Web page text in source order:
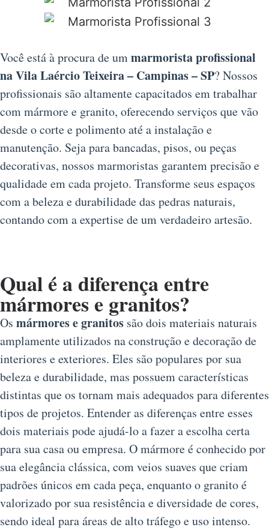
Você está à procura de ummarmorista profissional
na Vila Laércio Teixeira – Campinas – SP? Nossos
profissionais são altamente capacitados em trabalhar
com mármore e granito, oferecendo serviços que vão
desde o corte e polimento até a instalação e
manutenção. Seja para bancadas, pisos, ou peças
decorativas, nossos marmoristas garantem precisão e
qualidade em cada projeto. Transforme seus espaços
com a beleza e durabilidade das pedras naturais,
contando com a expertise de um verdadeiro artesão.
Qual é a diferença entre
mármores e granitos?
Os mármores e granitos são dois materiais naturais
amplamente utilizados na construção e decoração de
interiores e exteriores. Eles são populares por sua
beleza e durabilidade, mas possuem características
distintas que os tornam mais adequados para diferentes
tipos de projetos. Entender as diferenças entre esses
dois materiais pode ajudá-lo a fazer a escolha certa
para sua casa ou empresa. O mármore é conhecido por
sua elegância clássica, com veios suaves que criam
padrões únicos em cada peça, enquanto o granito é
valorizado por sua resistência e diversidade de cores,
sendo ideal para áreas de alto tráfego e uso intenso.